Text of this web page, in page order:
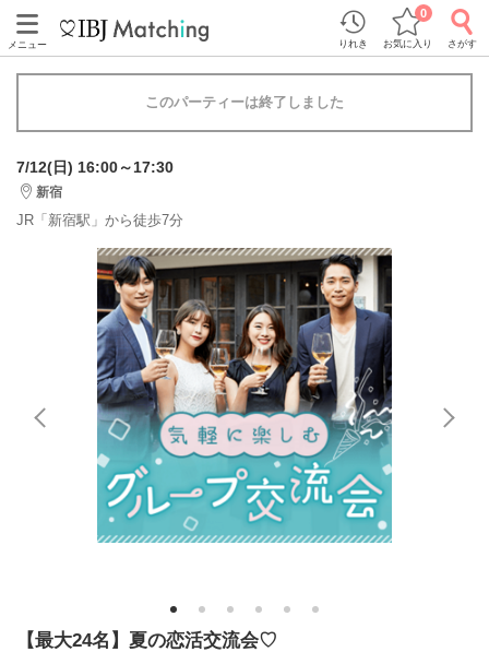
メニュー りれき お気に入り
0
さがす
このパーティーは終了しました
7/12(日) 16:00～17:30
新宿
JR「新宿駅」から徒歩7分
1 2 3 4 5 6
【最大24名】夏の恋活交流会♡